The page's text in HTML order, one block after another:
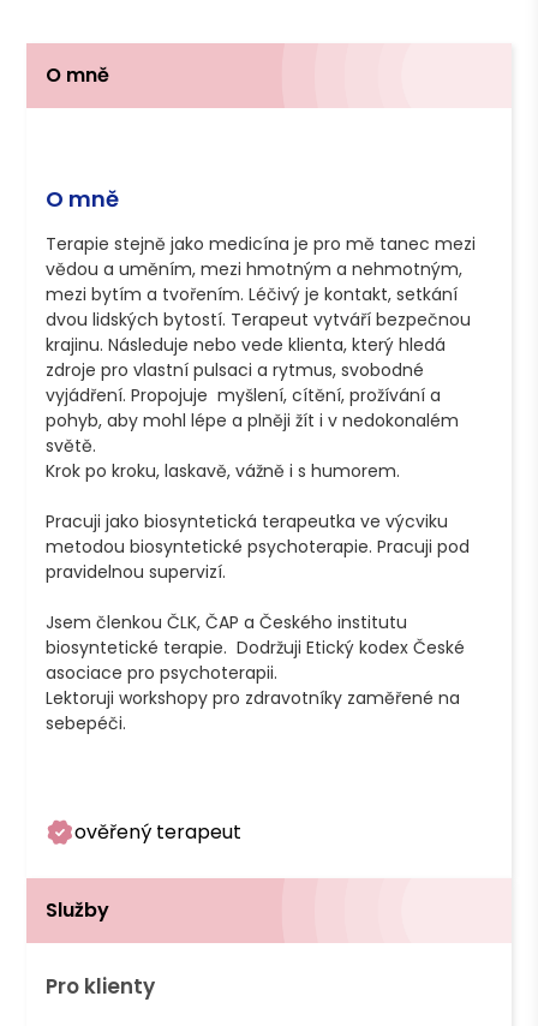
O mně
O mně
Terapie stejně jako medicína je pro mě tanec mezi
vědou a uměním, mezi hmotným a nehmotným,
mezi bytím a tvořením. Léčivý je kontakt, setkání
dvou lidských bytostí. Terapeut vytváří bezpečnou
krajinu. Následuje nebo vede klienta, který hledá
zdroje pro vlastní pulsaci a rytmus, svobodné
vyjádření. Propojuje  myšlení, cítění, prožívání a
pohyb, aby mohl lépe a plněji žít i v nedokonalém
světě.
Krok po kroku, laskavě, vážně i s humorem.
Pracuji jako biosyntetická terapeutka ve výcviku
metodou biosyntetické psychoterapie. Pracuji pod
pravidelnou supervizí.
Jsem členkou ČLK, ČAP a Českého institutu
biosyntetické terapie.  Dodržuji Etický kodex České
asociace pro psychoterapii.
Lektoruji workshopy pro zdravotníky zaměřené na
sebepéči.
ověřený terapeut
Služby
Pro klienty